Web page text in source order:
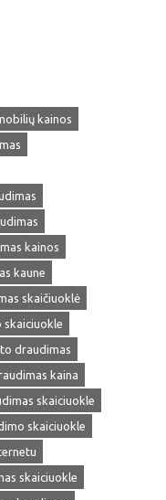
kainos
kainos
kaune
skaičiuoklė
skaiciuokle
draudimas
kaina
skaiciuokle
skaiciuokle
skaiciuokle